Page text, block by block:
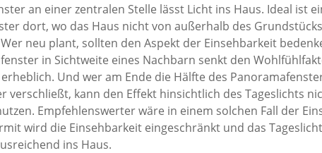
an einer zentralen Stelle lässt Licht ins Haus. Ideal ist
dort, wo das Haus nicht von außerhalb des Grundstücks
neu plant, sollten den Aspekt der Einsehbarkeit
in Sichtweite eines Nachbarn senkt den
Und wer am Ende die Hälfte des
verschließt, kann den Effekt hinsichtlich des Tageslichts
Empfehlenswerter wäre in einem solchen Fall der
wird die Einsehbarkeit eingeschränkt und das
ins Haus.